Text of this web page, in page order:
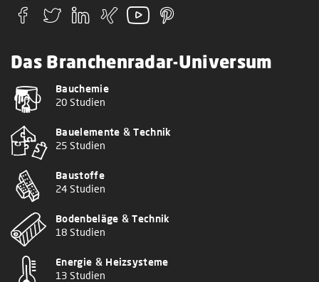
Das Branchenradar-Universum
Bauchemie
20 Studien
Bauelemente & Technik
25 Studien
Baustoffe
24 Studien
Bodenbeläge & Technik
18 Studien
Energie & Heizsysteme
13 Studien